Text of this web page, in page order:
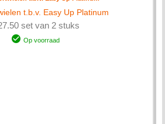
t.b.v. Easy Up Platinum
set van 2 stuks
Op voorraad